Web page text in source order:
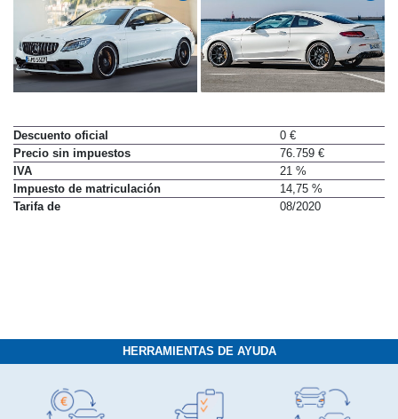
Descuento oficial
0 €
Precio sin impuestos
76.759 €
IVA
21 %
Impuesto de matriculación
14,75 %
HERRAMIENTAS DE AYUDA